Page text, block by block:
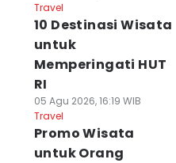
Travel
10 Destinasi Wisata
untuk
Memperingati HUT
RI
05 Agu 2026, 16:19 WIB
Travel
Promo Wisata
untuk Orang